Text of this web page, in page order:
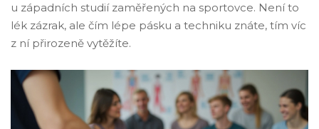
u západních studií zaměřených na sportovce. Není to
lék zázrak, ale čím lépe pásku a techniku znáte, tím víc
z ní přirozeně vytěžíte.